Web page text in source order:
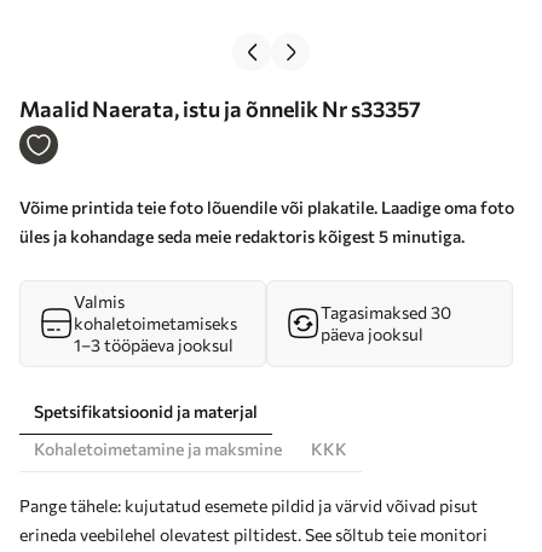
Maalid Naerata, istu ja õnnelik Nr s33357
Võime printida teie foto lõuendile või plakatile. Laadige oma foto
üles ja kohandage seda meie redaktoris kõigest 5 minutiga.
Valmis
kohaletoimetamiseks
1–3 tööpäeva jooksul
Tagasimaksed 30
päeva jooksul
Spetsifikatsioonid ja materjal
Kohaletoimetamine ja maksmine
KKK
Pange tähele: kujutatud esemete pildid ja värvid võivad pisut
erineda veebilehel olevatest piltidest. See sõltub teie monitori